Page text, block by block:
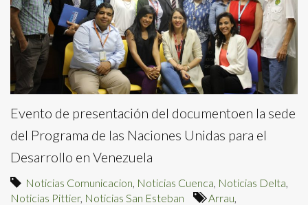
Evento de presentación del documentoen la sede
del Programa de las Naciones Unidas para el
Desarrollo en Venezuela
Noticias Comunicacion Noticias Cuenca Noticias Delta
Noticias Pittier, Noticias San Esteban Arrau